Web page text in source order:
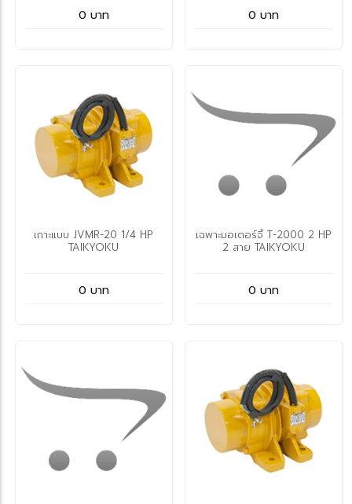
0 บาท 0 บาท
เกาะแบบ JVMR-20 1/4 HP
TAIKYOKU
0 บาท
เฉพาะมอเตอร์จี้ T-2000 2 HP
2 สาย TAIKYOKU
0 บาท